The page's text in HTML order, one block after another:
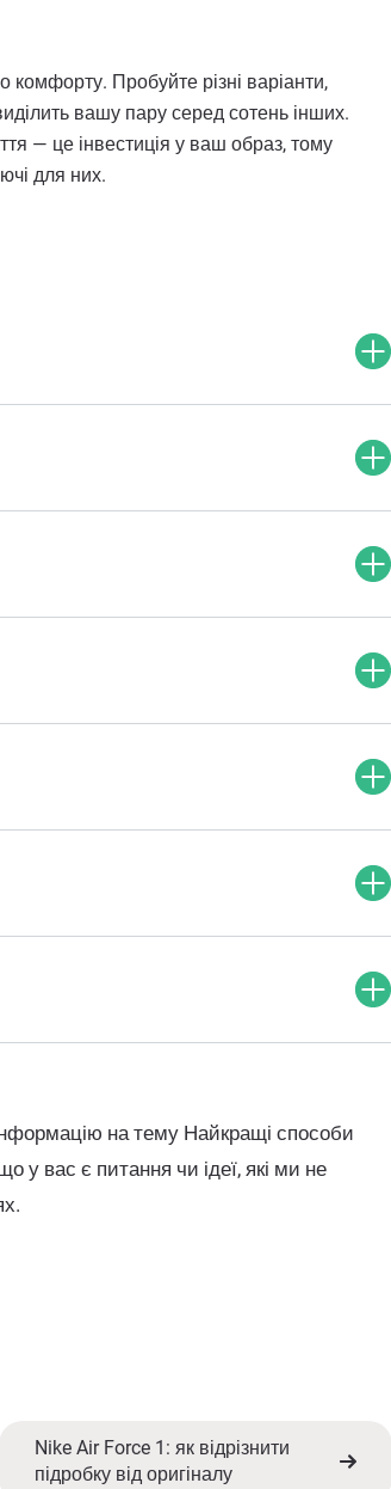
Пробуйте різні варіанти,
вашу пару серед сотень інших.
— це інвестиція у ваш образ, тому
для них.
на тему Найкращі способи
у вас є питання чи ідеї, які ми не
Nike Air Force 1: як відрізнити
підробку від оригіналу